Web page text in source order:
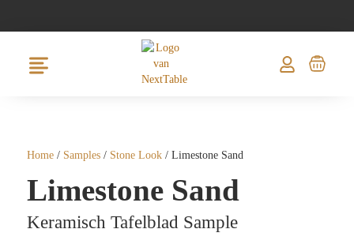
Home/ Samples/ Stone Look/ Limestone Sand
Limestone Sand
Keramisch Tafelblad Sample